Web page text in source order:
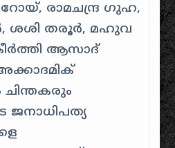
രാമചന്ദ്ര ഗുഹ,
ശശി തരൂർ, മഹുവ
ആസാദ്